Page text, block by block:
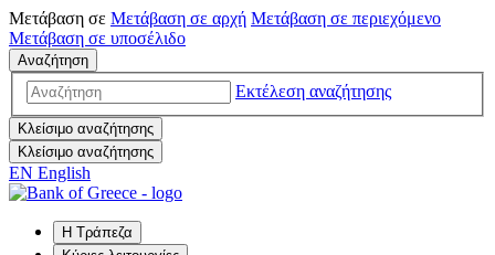
Μετάβαση σε Μετάβαση σε αρχή Μετάβαση σε περιεχόμενο
Μετάβαση σε υποσέλιδο
Αναζήτηση
Εκτέλεση αναζήτησης
Κλείσιμο αναζήτησης
Κλείσιμο αναζήτησης
EN English
Η Τράπεζα